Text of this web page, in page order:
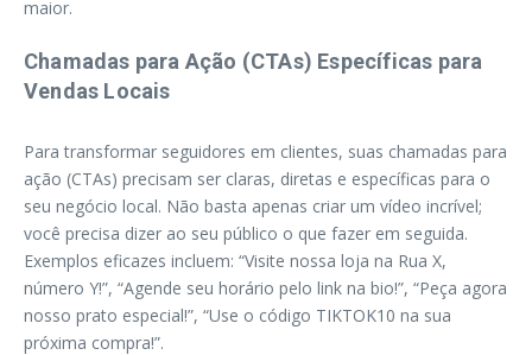
maior.
Chamadas para Ação (CTAs) Específicas para
Vendas Locais
Para transformar seguidores em clientes, suas chamadas para
ação (CTAs) precisam ser claras, diretas e específicas para o
seu negócio local. Não basta apenas criar um vídeo incrível;
você precisa dizer ao seu público o que fazer em seguida.
Exemplos eficazes incluem: “Visite nossa loja na Rua X,
número Y!”, “Agende seu horário pelo link na bio!”, “Peça agora
nosso prato especial!”, “Use o código TIKTOK10 na sua
próxima compra!”.